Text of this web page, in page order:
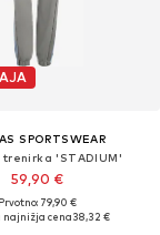
SPORTSWEAR
trenirka 'STADIUM'
59,90 €
Prvotno: 79,90 €
najnižja cena38,32 €